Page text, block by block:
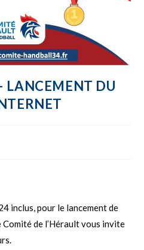
LANCEMENT DU
inclus, pour le lancement de
de l’Hérault vous invite